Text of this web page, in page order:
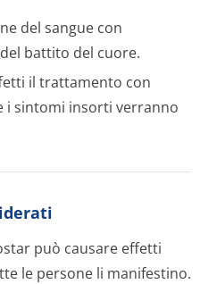
del sangue con
battito del cuore.
il trattamento con
i sintomi insorti verranno
può causare effetti
le persone li manifestino.